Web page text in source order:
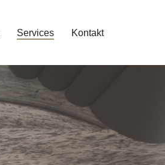
Services Kontakt